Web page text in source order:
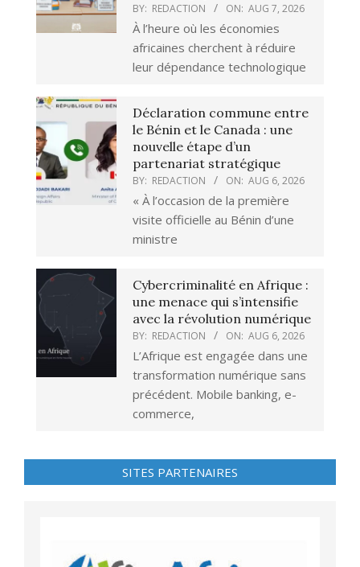
BY: REDACTION ON: AUG 7, 2026
À l’heure où les économies
africaines cherchent à réduire
leur dépendance technologique
Déclaration commune entre
le Bénin et le Canada : une
nouvelle étape d’un
partenariat stratégique
BY: REDACTION ON: AUG 6, 2026
« À l’occasion de la première
visite officielle au Bénin d’une
ministre
Cybercriminalité en Afrique :
une menace qui s’intensifie
avec la révolution numérique
BY: REDACTION ON: AUG 6, 2026
L’Afrique est engagée dans une
transformation numérique sans
précédent. Mobile banking, e-
commerce,
SITES PARTENAIRES